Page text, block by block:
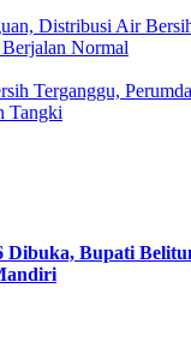
Distribusi Air
Normal
Terganggu,
Tangki
Dibuka, Bupati